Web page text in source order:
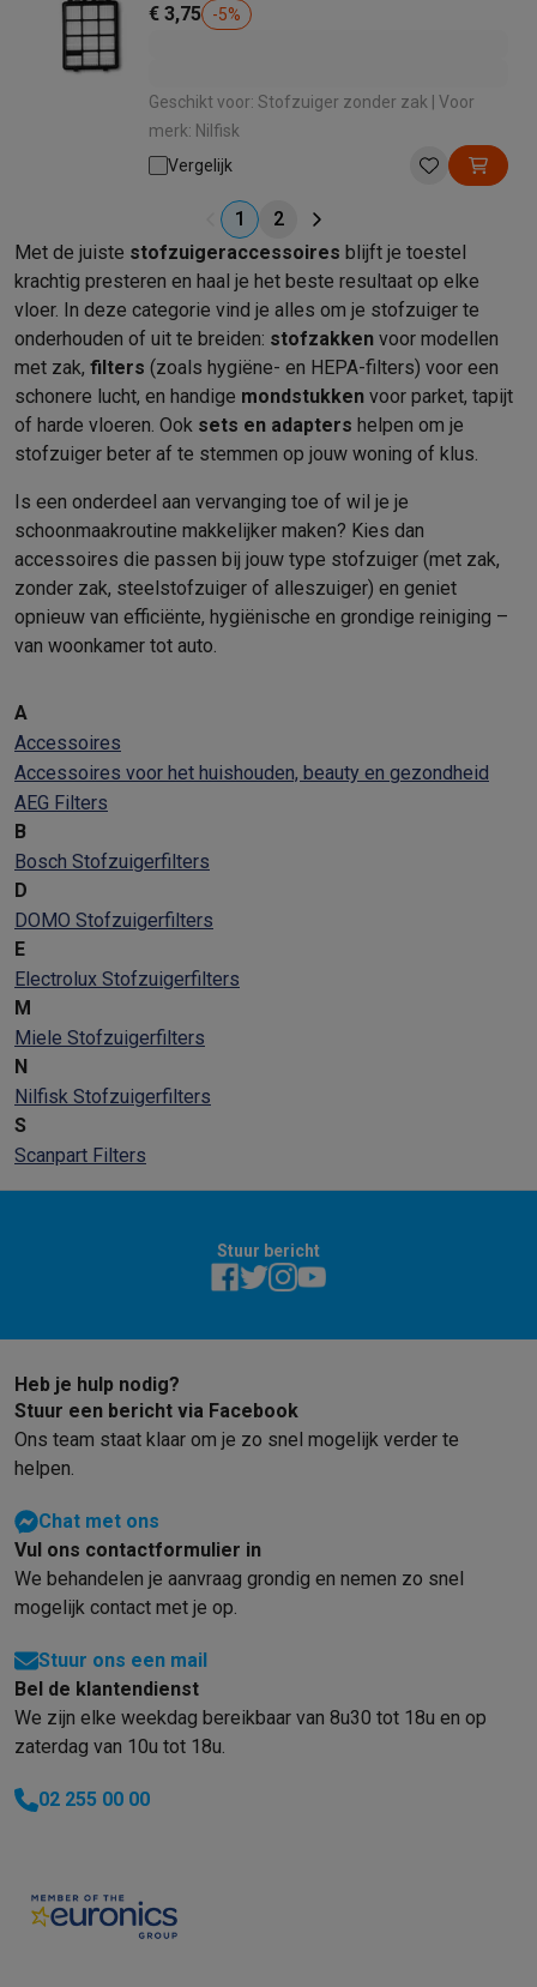
€ 3,75 -5%
Geschikt voor: Stofzuiger zonder zak | Voor
merk: Nilfisk
Vergelijk
1
2
Met de juiste stofzuigeraccessoires blijft je toestel
krachtig presteren en haal je het beste resultaat op elke
vloer. In deze categorie vind je alles om je stofzuiger te
onderhouden of uit te breiden: stofzakken voor modellen
met zak, filters (zoals hygiëne- en HEPA-filters) voor een
schonere lucht, en handige mondstukken voor parket, tapijt
of harde vloeren. Ook sets en adapters helpen om je
stofzuiger beter af te stemmen op jouw woning of klus.
Is een onderdeel aan vervanging toe of wil je je
schoonmaakroutine makkelijker maken? Kies dan
accessoires die passen bij jouw type stofzuiger (met zak,
zonder zak, steelstofzuiger of alleszuiger) en geniet
opnieuw van efficiënte, hygiënische en grondige reiniging –
van woonkamer tot auto.
A
Accessoires
Accessoires voor het huishouden, beauty en gezondheid
AEG Filters
B
Bosch Stofzuigerfilters
D
DOMO Stofzuigerfilters
E
Electrolux Stofzuigerfilters
M
Miele Stofzuigerfilters
N
Nilfisk Stofzuigerfilters
S
Scanpart Filters
Stuur bericht
Heb je hulp nodig?
Stuur een bericht via Facebook
Ons team staat klaar om je zo snel mogelijk verder te
helpen.
Chat met ons
Vul ons contactformulier in
We behandelen je aanvraag grondig en nemen zo snel
mogelijk contact met je op.
Stuur ons een mail
Bel de klantendienst
We zijn elke weekdag bereikbaar van 8u30 tot 18u en op
zaterdag van 10u tot 18u.
02 255 00 00